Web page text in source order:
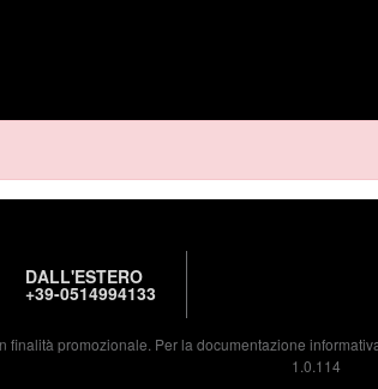
DALL'ESTERO
+39-0514994133
finalità promozionale. Per la documentazione
1.0.114